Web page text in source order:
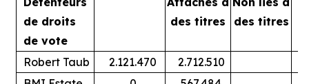
de droits
de vote
des titres
des titres
Robert Taub 2.121.470
2.712.510